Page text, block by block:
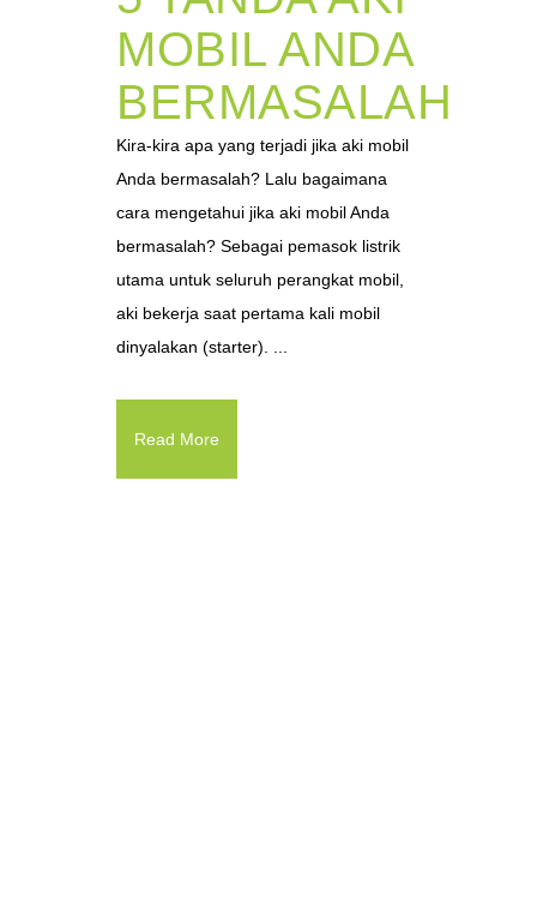
MOBIL ANDA
BERMASALAH
Kira-kira apa yang terjadi jika aki mobil
Anda bermasalah? Lalu bagaimana
cara mengetahui jika aki mobil Anda
bermasalah? Sebagai pemasok listrik
utama untuk seluruh perangkat mobil,
aki bekerja saat pertama kali mobil
dinyalakan (starter). ...
Read More